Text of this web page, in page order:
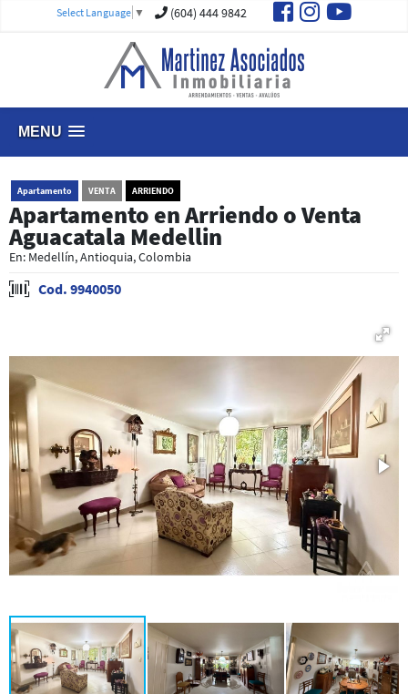
Select Language ▼ (604) 444 9842
MENU
Apartamento VENTA ARRIENDO
Apartamento en Arriendo o Venta
Aguacatala Medellin
En: Medellín, Antioquia, Colombia
Cod. 9940050